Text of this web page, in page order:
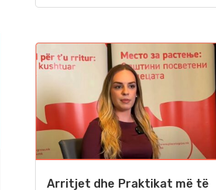
Arritjet dhe Praktikat më të